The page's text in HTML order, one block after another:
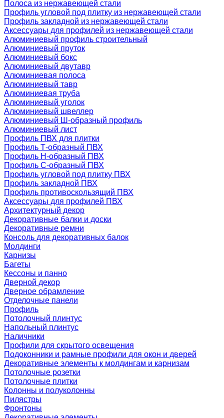
Полоса из нержавеющей стали
Профиль угловой под плитку из нержавеющей стали
Профиль закладной из нержавеющей стали
Аксессуары для профилей из нержавеющей стали
Алюминиевый профиль строительный
Алюминиевый пруток
Алюминиевый бокс
Алюминиевый двутавр
Алюминиевая полоса
Алюминиевый тавр
Алюминиевая труба
Алюминиевый уголок
Алюминиевый швеллер
Алюминиевый Ш-образный профиль
Алюминиевый лист
Профиль ПВХ для плитки
Профиль Т-образный ПВХ
Профиль H-образный ПВХ
Профиль C-образный ПВХ
Профиль угловой под плитку ПВХ
Профиль закладной ПВХ
Профиль противоскользящий ПВХ
Аксессуары для профилей ПВХ
Архитектурный декор
Декоративные балки и доски
Декоративные ремни
Консоль для декоративных балок
Молдинги
Карнизы
Багеты
Кессоны и панно
Дверной декор
Дверное обрамление
Отделочные панели
Профиль
Потолочный плинтус
Напольный плинтус
Наличники
Профили для скрытого освещения
Подоконники и рамные профили для окон и дверей
Декоративные элементы к молдингам и карнизам
Потолочные розетки
Потолочные плитки
Колонны и полуколонны
Пилястры
Фронтоны